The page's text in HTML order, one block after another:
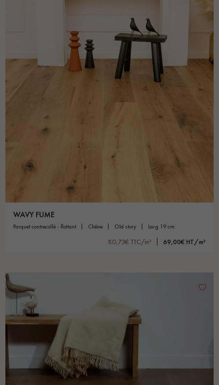
WAVY FUME
parquet contrecollé - flottant chêne old story larg 19 cm
80,73€ TTC/m² 69,00€ HT/m²